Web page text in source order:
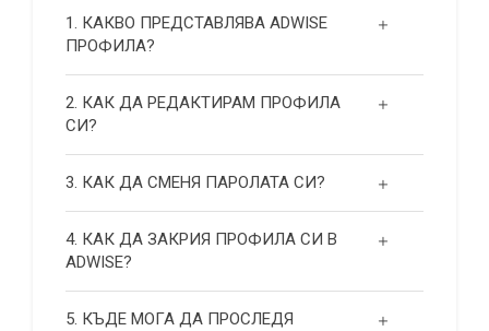
1. КАКВО ПРЕДСТАВЛЯВА ADWISE
ПРОФИЛА?
2. КАК ДА РЕДАКТИРАМ ПРОФИЛА
СИ?
3. КАК ДА СМЕНЯ ПАРОЛАТА СИ?
4. КАК ДА ЗАКРИЯ ПРОФИЛА СИ В
ADWISE?
5. КЪДЕ МОГА ДА ПРОСЛЕДЯ